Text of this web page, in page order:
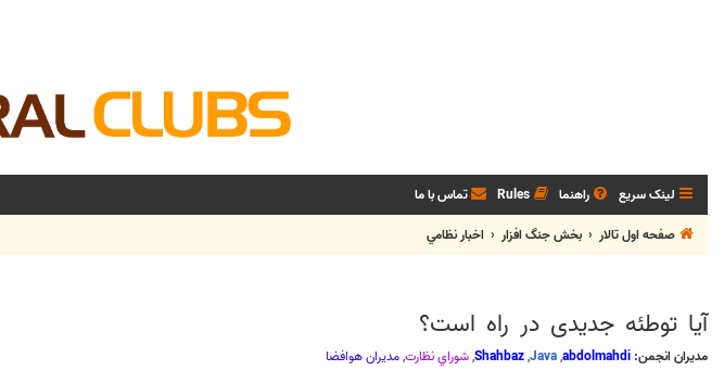
لینک سریع راهنما Rules تماس با ما
صفحه اول تالار
بخش جنگ افزار اخبار نظامي
آیا توطئه جدیدی در راه است؟
مدیران انجمن: abdolmahdi
,
Java
,
Shahbaz
,شوراي نظارت,مديران هوافضا